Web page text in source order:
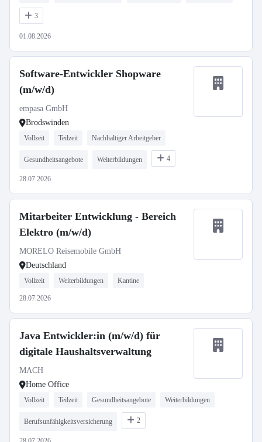
3
01.08.2026
Software-Entwickler Shopware
(m/w/d)
empasa GmbH
Brodswinden
Vollzeit Teilzeit Nachhaltiger Arbeitgeber
Gesundheitsangebote Weiterbildungen 4
28.07.2026
Mitarbeiter Entwicklung - Bereich
Elektro (m/w/d)
MORELO Reisemobile GmbH
Deutschland
Vollzeit Weiterbildungen Kantine
28.07.2026
Java Entwickler:in (m/w/d) für
digitale Haushaltsverwaltung
MACH
Home Office
Vollzeit Teilzeit Gesundheitsangebote Weiterbildungen
Berufsunfähigkeitsversicherung 2